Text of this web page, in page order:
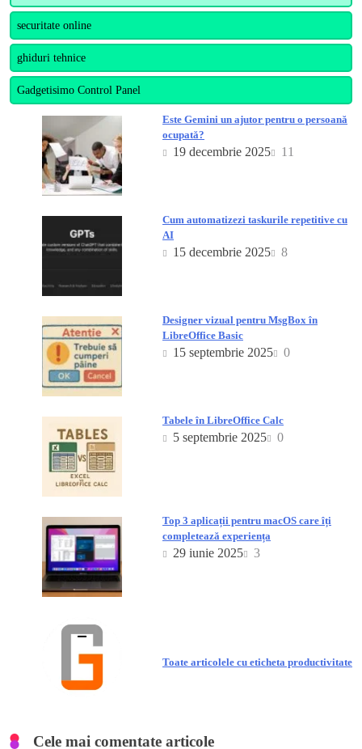
securitate online
ghiduri tehnice
Gadgetisimo Control Panel
Este Gemini un ajutor pentru o persoană
ocupată?
19 decembrie 2025 11
Cum automatizezi taskurile repetitive cu
AI
15 decembrie 2025 8
Designer vizual pentru MsgBox în
LibreOffice Basic
15 septembrie 2025 0
Tabele în LibreOffice Calc
5 septembrie 2025 0
Top 3 aplicații pentru macOS care îți
completează experiența
29 iunie 2025 3
Toate articolele cu eticheta productivitate
Cele mai comentate articole